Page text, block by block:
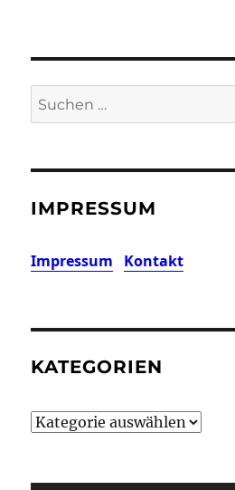
Suchen
nach:
IMPRESSUM
Impressum Kontakt
KATEGORIEN
Kategorien